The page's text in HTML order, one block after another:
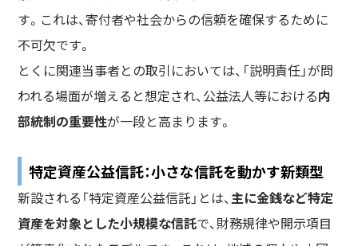
す。これは、寄付者や社会からの信頼を確保するために
不可欠です。
とくに関連当事者との取引においては、「説明責任」が問
われる場面が増えると想定され、公益法人等における内
部統制の重要性が一段と高まります。
特定資産公益信託：小さな信託を動かす新類型
新設される「特定資産公益信託」とは、 主に金銭など特定
資産を対象とした小規模な信託で、財務規律や開示項目